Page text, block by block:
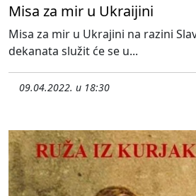
Misa za mir u Ukraijini
Misa za mir u Ukrajini na razini
dekanata služit će se u...
09.04.2022. u 18:30